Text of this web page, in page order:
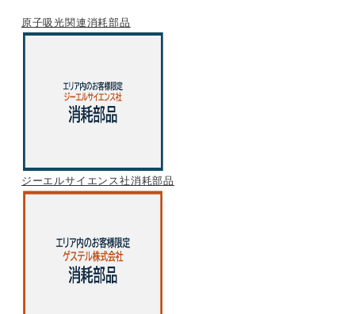
原子吸光関連消耗部品
ジーエルサイエンス社消耗部品